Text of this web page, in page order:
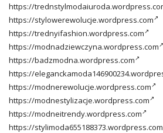
https://
https://stylowerewolucje.wordpress.com
https://trednyifashion.wordpress.com
https://modnadziewczyna.wordpress.com
https://badzmodna.wordpress.com
https://
https://modnerewolucje.wordpress.com
https://modnestylizacje.wordpress.com
https://modneitrendy.wordpress.com
https://stylimoda655188373.wordpress.com